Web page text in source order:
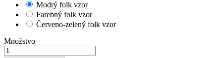
Modrý folk vzor
Farebný folk vzor
Červeno-zelený folk vzor
Množstvo